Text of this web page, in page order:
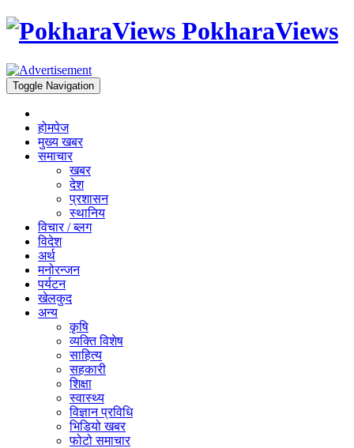
PokharaViews
Toggle Navigation
होमपेज
मुख्य खबर
समाचार
खबर
देश
प्रशासन
स्थानिय
विचार / ब्लग
विदेश
अर्थ
मनोरन्जन
पर्यटन
खेलकुद
अन्य
कृषि
व्यक्ति विशेष
साहित्य
सहकारी
शिक्षा
स्वास्थ्य
विज्ञान प्रविधि
भिडियो खबर
फोटो समाचार